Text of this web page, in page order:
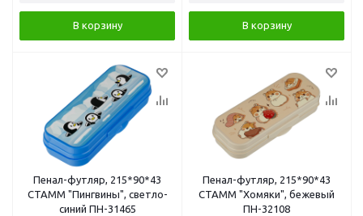
В корзину В корзину
Пенал-футляр, 215*90*43
СТАММ "Пингвины", светло-
синий ПН-31465
Пенал-футляр, 215*90*43
СТАММ "Хомяки", бежевый
ПН-32108